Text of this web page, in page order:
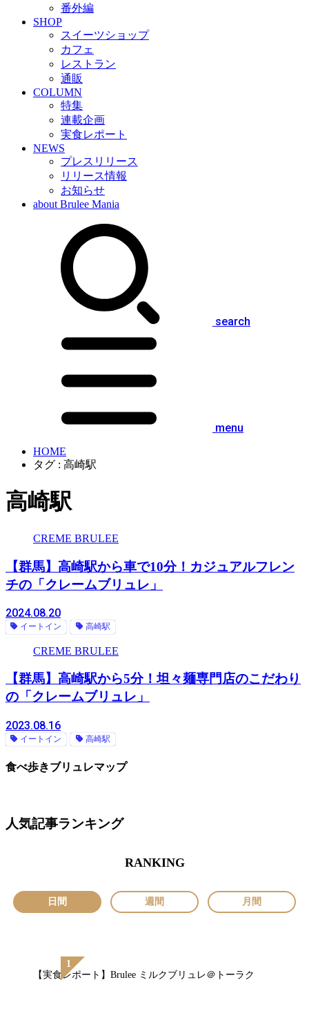
番外編
SHOP
スイーツショップ
カフェ
レストラン
通販
COLUMN
特集
連載企画
実食レポート
NEWS
プレスリリース
リリース情報
お知らせ
about Brulee Mania
search
menu
HOME
タグ : 高崎駅
高崎駅
CREME BRULEE
【群馬】高崎駅から車で10分！カジュアルフレン
チの「クレームブリュレ」
2024.08.20
イートイン 高崎駅
CREME BRULEE
【群馬】高崎駅から5分！坦々麺専門店のこだわり
の「クレームブリュレ」
2023.08.16
イートイン 高崎駅
食べ歩きブリュレマップ
人気記事ランキング
RANKING
日間 週間 月間
【実食レポート】Brulee ミルクブリュレ＠トーラク